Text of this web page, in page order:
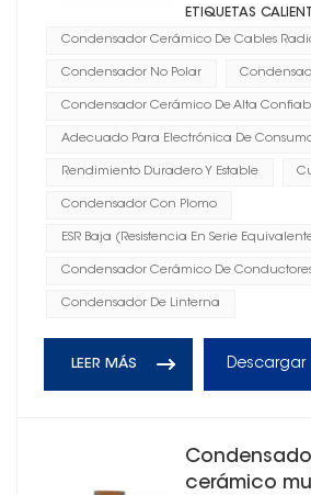
ETIQUETAS
Condensador Cerámico De Cables
Condensador No Polar
Condensador Cerámico De Alta
Adecuado Para Electrónica De
Rendimiento Duradero Y Estable
Condensador Con Plomo
ESR Baja (resistencia En Serie
Condensador Cerámico De
Condensador De Linterna
LEER MÁS Descargar
cerámico